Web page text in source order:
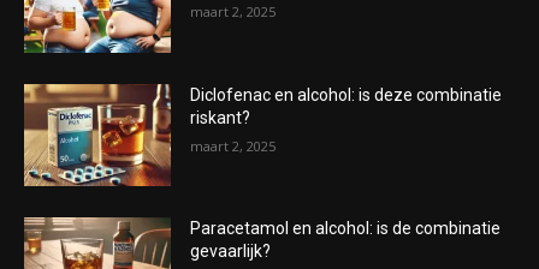
maart 2, 2025
Diclofenac en alcohol: is deze combinatie
riskant?
maart 2, 2025
Paracetamol en alcohol: is de combinatie
gevaarlijk?